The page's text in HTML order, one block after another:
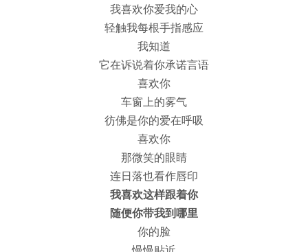
我喜欢你爱我的心
轻触我每根手指感应
我知道
它在诉说着你承诺言语
喜欢你
车窗上的雾气
彷佛是你的爱在呼吸
喜欢你
那微笑的眼睛
连日落也看作唇印
我喜欢这样跟着你
随便你带我到哪里
你的脸